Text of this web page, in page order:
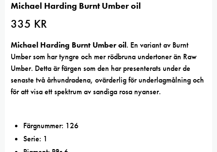
Michael Harding Burnt Umber oil
335 KR
Michael Harding Burnt Umber oil. En variant av Burnt
Umber som har tyngre och mer rödbruna undertoner än Raw
Umber. Detta är färgen som den har presenterats under de
senaste två århundradena, ovärderlig för underlagmålning och
för att visa ett spektrum av sandiga rosa nyanser.
Färgnummer: 126
Serie: 1